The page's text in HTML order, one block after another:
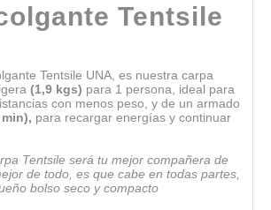
Tentsile
Tentsile UNA, es nuestra carpa
(1,9 kgs) para 1 persona, ideal para
con menos peso, y de un armado
para recargar energías y continuar
Tentsile será tu mejor compañera de
de todo, es que cabe en todas partes,
bolso seco y compacto